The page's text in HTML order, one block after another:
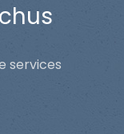
services